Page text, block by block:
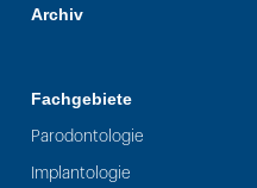
Archiv
Fachgebiete
Parodontologie
Implantologie